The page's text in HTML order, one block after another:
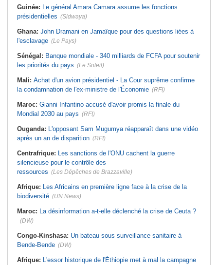
Guinée: Le général Amara Camara assume les fonctions
présidentielles (Sidwaya)
Ghana: John Dramani en Jamaïque pour des questions liées à
l'esclavage (Le Pays)
Sénégal: Banque mondiale - 340 milliards de FCFA pour soutenir
les priorités du pays (Le Soleil)
Mali: Achat d'un avion présidentiel - La Cour suprême confirme
la condamnation de l'ex-ministre de l'Économie (RFI)
Maroc: Gianni Infantino accusé d'avoir promis la finale du
Mondial 2030 au pays (RFI)
Ouganda: L'opposant Sam Mugumya réapparaît dans une vidéo
après un an de disparition (RFI)
Centrafrique: Les sanctions de l'ONU cachent la guerre
silencieuse pour le contrôle des
ressources (Les Dépêches de Brazzaville)
Afrique: Les Africains en première ligne face à la crise de la
biodiversité (UN News)
Maroc: La désinformation a-t-elle déclenché la crise de Ceuta ?
(DW)
Congo-Kinshasa: Un bateau sous surveillance sanitaire à
Bende-Bende (DW)
Afrique: L'essor historique de l'Éthiopie met à mal la campagne